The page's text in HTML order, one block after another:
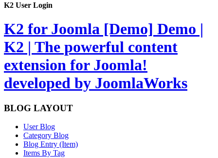
K2 User Login
K2 for Joomla [Demo] Demo |
K2 | The powerful content
extension for Joomla!
developed by JoomlaWorks
BLOG LAYOUT
User Blog
Category Blog
Blog Entry (Item)
Items By Tag